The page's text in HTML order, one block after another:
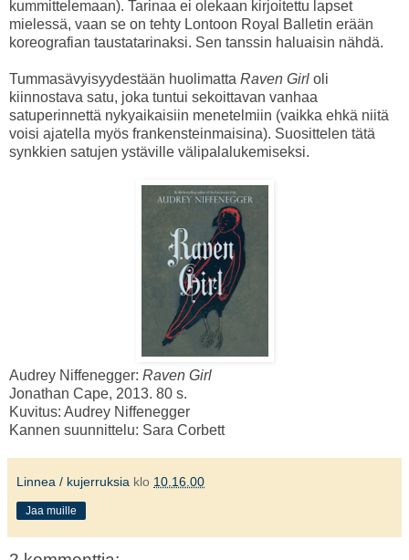
kummittelemaan). Tarinaa ei olekaan kirjoitettu lapset
mielessä, vaan se on tehty Lontoon Royal Balletin erään
koreografian taustatarinaksi. Sen tanssin haluaisin nähdä.
Tummasävyisyydestään huolimatta Raven Girl oli
kiinnostava satu, joka tuntui sekoittavan vanhaa
satuperinnettä nykyaikaisiin menetelmiin (vaikka ehkä niitä
voisi ajatella myös frankensteinmaisina). Suosittelen tätä
synkkien satujen ystäville välipalalukemiseksi.
Audrey Niffenegger: Raven Girl
Jonathan Cape, 2013. 80 s.
Kuvitus: Audrey Niffenegger
Kannen suunnittelu: Sara Corbett
Linnea / kujerruksia klo 10.16.00
Jaa muille